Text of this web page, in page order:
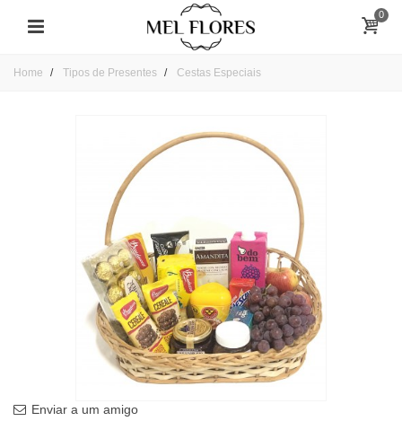
0
Home Tipos de Presentes Cestas Especiais
Enviar a um amigo